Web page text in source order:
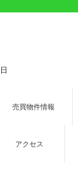
売買物件情報
アクセス